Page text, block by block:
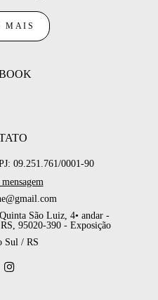
MAIS
09.251.761/0001-90
São Luiz, 4• andar -
95020-390 - Exposição
Sul / RS